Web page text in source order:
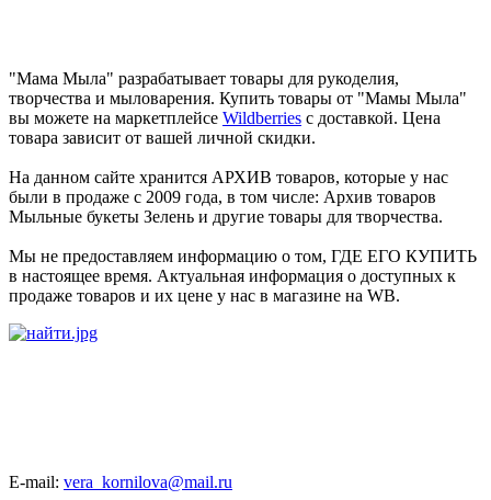
"Мама Мыла" разрабатывает товары для рукоделия,
творчества и мыловарения. Купить товары от "Мамы Мыла"
вы можете на маркетплейсе Wildberries с доставкой. Цена
товара зависит от вашей личной скидки.
На данном сайте хранится АРХИВ товаров, которые у нас
были в продаже с 2009 года, в том числе: Архив товаров
Мыльные букеты Зелень и другие товары для творчества.
Мы не предоставляем информацию о том, ГДЕ ЕГО КУПИТЬ
в настоящее время. Актуальная информация о доступных к
продаже товаров и их цене у нас в магазине на WB.
E-mail: vera_kornilova@mail.ru